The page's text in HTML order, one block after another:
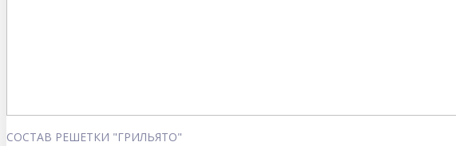
СОСТАВ РЕШЕТКИ "ГРИЛЬЯТО"